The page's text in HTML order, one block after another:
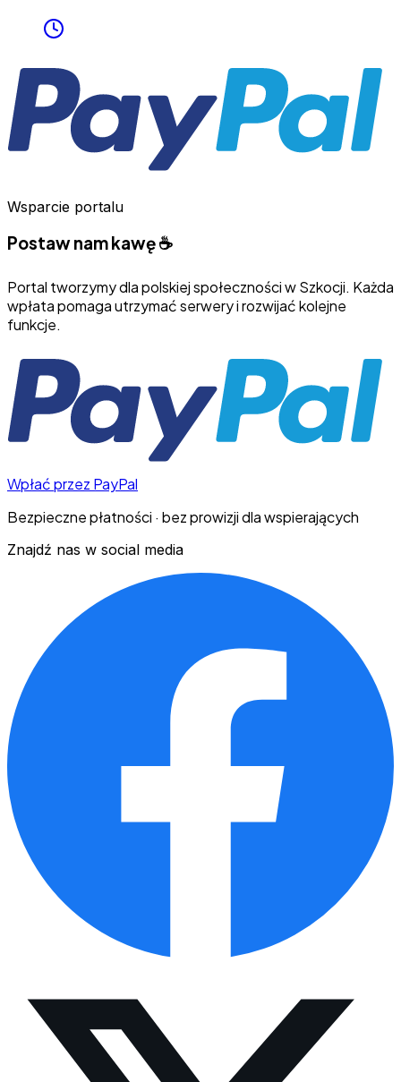
Wsparcie portalu
Postaw nam kawę ☕
Portal tworzymy dla polskiej społeczności w Szkocji. Każda
wpłata pomaga utrzymać serwery i rozwijać kolejne
funkcje.
Wpłać przez PayPal
Bezpieczne płatności · bez prowizji dla wspierających
Znajdź nas w social media